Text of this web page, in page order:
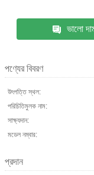
ভালো
পণ্যের বিবরণ
উৎপত্তি স্থল:
পরিচিতিমুলক নাম:
সাক্ষ্যদান:
মডেল নম্বার:
প্রদান